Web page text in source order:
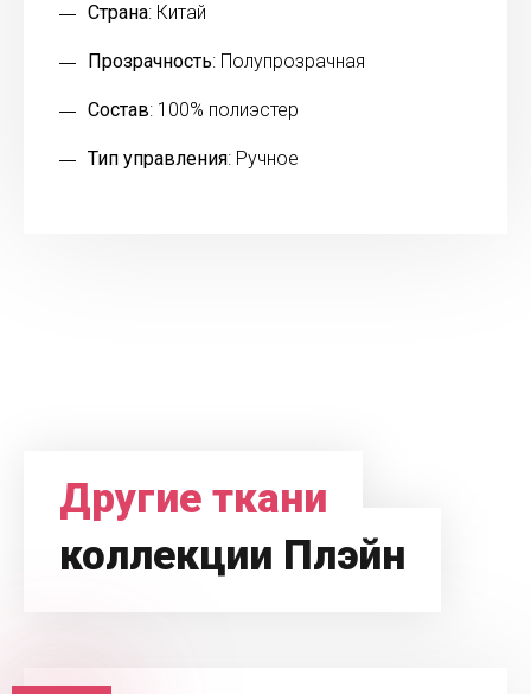
Страна: Китай
Прозрачность: Полупрозрачная
Состав: 100% полиэстер
Тип управления: Ручное
Другие ткани
коллекции Плэйн